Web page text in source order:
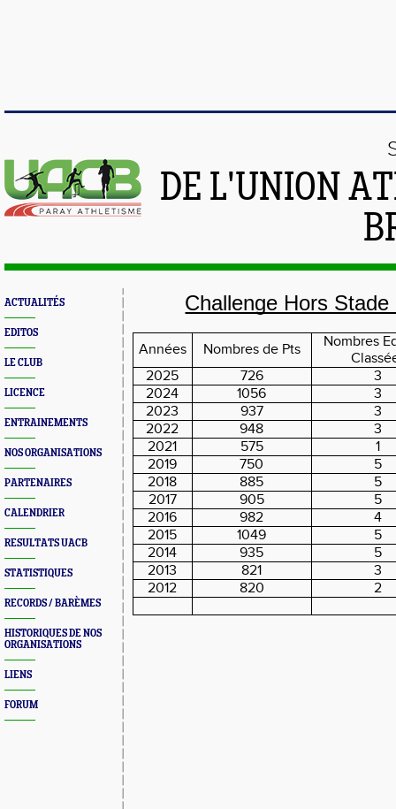
DE L'UNION
ACTUALITÉS
EDITOS
LE CLUB
LICENCE
ENTRAINEMENTS
NOS ORGANISATIONS
PARTENAIRES
CALENDRIER
RESULTATS UACB
STATISTIQUES
RECORDS / BARÈMES
HISTORIQUES DE NOS
ORGANISATIONS
LIENS
FORUM
Challenge Hors
Années Nombres de Pts
Nombres
2025
726
3
2024
1056
3
2023
937
3
2022
948
3
2021
575
1
2019
750
5
2018
885
5
2017
905
5
2016
982
4
2015
1049
5
2014
935
5
2013
821
3
2012
820 2